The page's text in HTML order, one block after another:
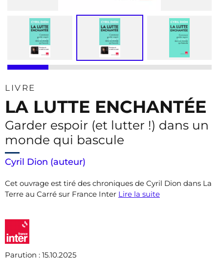
LIVRE
LA LUTTE ENCHANTÉE
Garder espoir (et lutter !) dans un
monde qui bascule
Cyril Dion (auteur)
Cet ouvrage est tiré des chroniques de Cyril Dion dans La
Terre au Carré sur France Inter Lire la suite
Parution : 15.10.2025